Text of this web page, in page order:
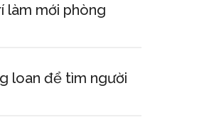
làm mới phòng
loan để tìm người